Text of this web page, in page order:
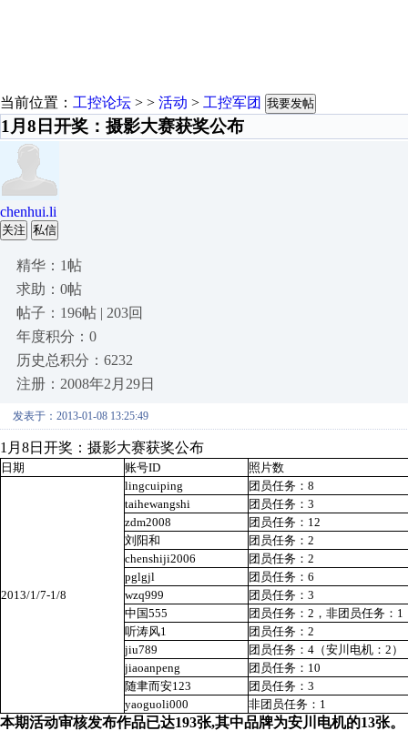
当前位置： 工控论坛 > > 活动 > 工控军团 我要发帖
1月8日开奖：摄影大赛获奖公布
chenhui.li
关注 私信
精华：1帖
求助：0帖
帖子：196帖 | 203回
年度积分：0
历史总积分：6232
注册：2008年2月29日
发表于：2013-01-08 13:25:49
1月8日开奖：摄影大赛获奖公布
日期 账号ID 照片数
2013/1/7-1/8
lingcuiping
团员任务：8
taihewangshi
团员任务：3
zdm2008
团员任务：12
刘阳和
团员任务：2
chenshiji2006
团员任务：2
pglgjl
团员任务：6
wzq999
团员任务：3
中国555
团员任务：2，非团员任务：1
听涛风1
团员任务：2
jiu789
团员任务：4（安川电机：2 ）
jiaoanpeng
团员任务：10
随聿而安123
团员任务：3
yaoguoli000
非团员任务：1
本期活动审核发布作品已达193张,其中品牌为安川电机的13张。